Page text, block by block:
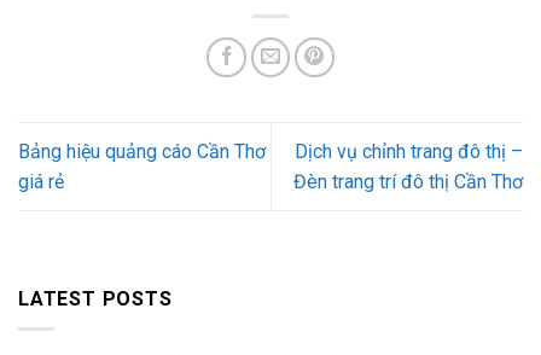
Bảng hiệu quảng cáo Cần Thơ
giá rẻ
Dịch vụ chỉnh trang đô thị –
Đèn trang trí đô thị Cần Thơ
LATEST POSTS